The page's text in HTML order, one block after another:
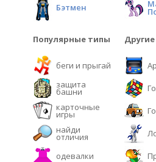
Бэтмен
Популярные типы
беги и прыгай
защита
башни
карточные
игры
найди
отличия
одевалки